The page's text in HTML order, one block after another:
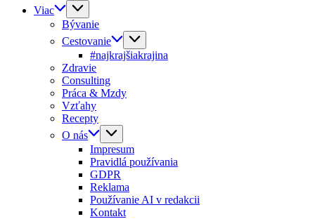
Viac
Bývanie
Cestovanie
#najkrajšiakrajina
Zdravie
Consulting
Práca & Mzdy
Vzťahy
Recepty
O nás
Impresum
Pravidlá používania
GDPR
Reklama
Používanie AI v redakcii
Kontakt